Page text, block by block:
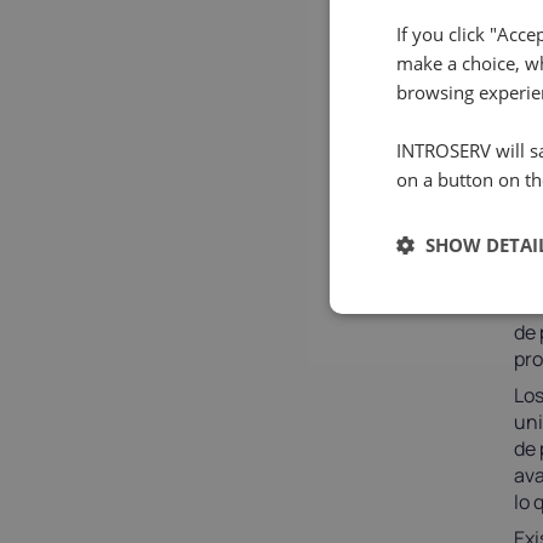
de
de
lo
If you click
make a choice,
browsing
INTROSERV
on a button on
SHOW